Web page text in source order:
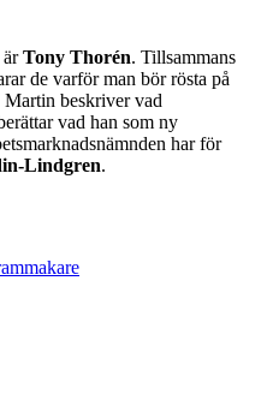
ärTony Thorén. Tillsammans
de varför man bör rösta på
beskriver vad
vad han som ny
har för
Lindgren.